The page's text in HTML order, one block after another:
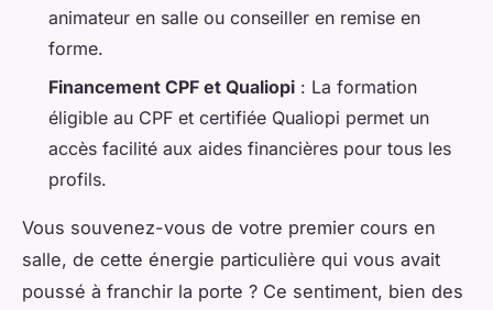
animateur en salle ou conseiller en remise en
forme.
Financement CPF et Qualiopi : La formation
éligible au CPF et certifiée Qualiopi permet un
accès facilité aux aides financières pour tous les
profils.
Vous souvenez-vous de votre premier cours en
salle, de cette énergie particulière qui vous avait
poussé à franchir la porte ? Ce sentiment, bien des